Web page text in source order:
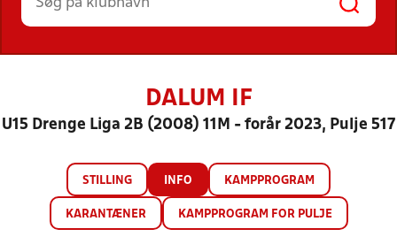
DALUM IF
U15 Drenge Liga 2B (2008) 11M - forår 2023, Pulje 517
STILLING INFO KAMPPROGRAM
KARANTÆNER KAMPPROGRAM FOR PULJE